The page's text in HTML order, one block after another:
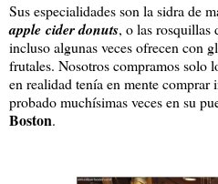
Sus especialidades son la sidra de
apple cider donuts, o las rosquillas
incluso algunas veces ofrecen con
frutales. Nosotros compramos solo
en realidad tenía en mente
probado muchísimas veces en su
Boston.